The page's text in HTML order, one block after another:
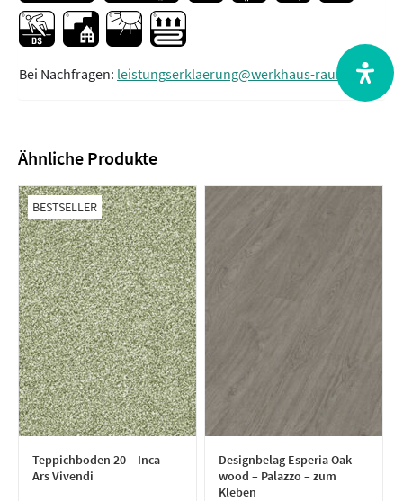
Bei Nachfragen: leistungserklaerung@werkhaus-raum.de
Ähnliche Produkte
BESTSELLER
Teppichboden 20 – Inca –
Ars Vivendi
Designbelag Esperia Oak –
wood – Palazzo – zum
Kleben